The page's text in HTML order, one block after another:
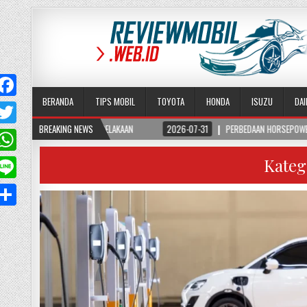
BERANDA TIPS MOBIL TOYOTA HONDA ISUZU
BREAKING NEWS
KECELAKAAN 2026-07-31 PERBEDAAN HORSEPOWER DAN TORSI PADA